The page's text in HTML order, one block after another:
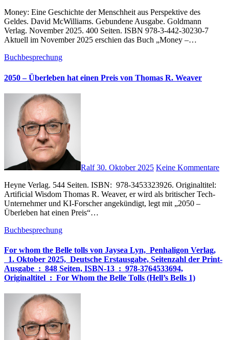
Money: Eine Geschichte der Menschheit aus Perspektive des
Geldes. David McWilliams. Gebundene Ausgabe. Goldmann
Verlag. November 2025. 400 Seiten. ISBN 978-3-442-30230-7
Aktuell im November 2025 erschien das Buch „Money –…
Buchbesprechung
2050 – Überleben hat einen Preis von Thomas R. Weaver
Ralf30. Oktober 2025 Keine Kommentare
Heyne Verlag. 544 Seiten. ISBN: ‎ 978-3453323926. Originaltitel: ‎
Artificial Wisdom Thomas R. Weaver, er wird als britischer Tech-
Unternehmer und KI-Forscher angekündigt, legt mit „2050 –
Überleben hat einen Preis“…
Buchbesprechung
For whom the Belle tolls von Jaysea Lyn, ‎ Penhaligon Verlag,
‎ 1. Oktober 2025, ‎ Deutsche Erstausgabe, Seitenzahl der Print-
Ausgabe ‏ : ‎ 848 Seiten, ISBN-13 ‏ : ‎ 978-3764533694,
Originaltitel ‏ : ‎ For Whom the Belle Tolls (Hell’s Bells 1)